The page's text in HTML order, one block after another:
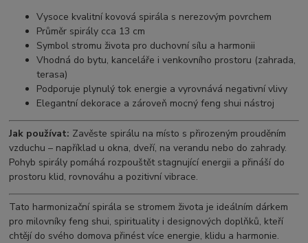
Vysoce kvalitní kovová spirála s nerezovým povrchem
Průměr spirály cca 13 cm
Symbol stromu života pro duchovní sílu a harmonii
Vhodná do bytu, kanceláře i venkovního prostoru (zahrada,
terasa)
Podporuje plynulý tok energie a vyrovnává negativní vlivy
Elegantní dekorace a zároveň mocný feng shui nástroj
Jak používat: Zavěste spirálu na místo s přirozeným prouděním
vzduchu – například u okna, dveří, na verandu nebo do zahrady.
Pohyb spirály pomáhá rozpouštět stagnující energii a přináší do
prostoru klid, rovnováhu a pozitivní vibrace.
Tato harmonizační spirála se stromem života je ideálním dárkem
pro milovníky feng shui, spirituality i designových doplňků, kteří
chtějí do svého domova přinést více energie, klidu a harmonie.